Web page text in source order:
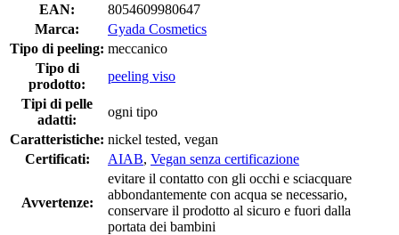
EAN:
8054609980647
Marca:
Gyada Cosmetics
Tipo di peeling: meccanico
Tipo di
prodotto:
peeling viso
Tipi di pelle
adatti:
ogni tipo
Caratteristiche: nickel tested, vegan
Certificati:
AIAB, Vegan senza certificazione
Avvertenze:
evitare il contatto con gli occhi e sciacquare
abbondantemente con acqua se necessario,
conservare il prodotto al sicuro e fuori dalla
portata dei bambini